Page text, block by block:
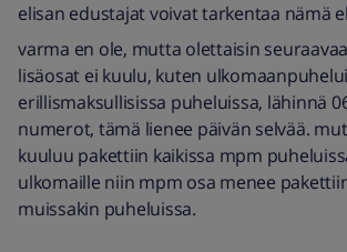
elisan edustajat voivat tarkentaa nämä
varma en ole, mutta olettaisin
lisäosat ei kuulu, kuten
erillismaksullisissa puheluissa, lähinnä
numerot, tämä lienee päivän selvää.
kuuluu pakettiin kaikissa mpm
ulkomaille niin mpm osa menee
muissakin puheluissa.